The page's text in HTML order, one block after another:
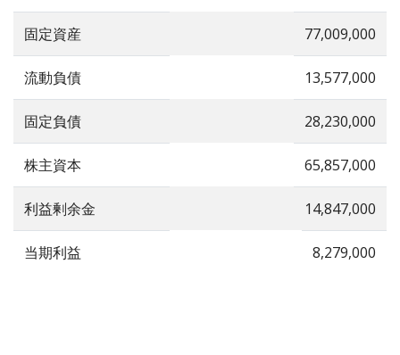
固定資産 77,009,000
流動負債 13,577,000
固定負債 28,230,000
株主資本 65,857,000
利益剰余金 14,847,000
当期利益 8,279,000